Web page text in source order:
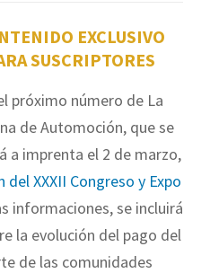
EXCLUSIVO
SUSCRIPTORES
próximo número de La
de Automoción, que se
a imprenta el 2 de marzo,
XXXII Congreso y Expo
informaciones, se incluirá
la evolución del pago del
de las comunidades